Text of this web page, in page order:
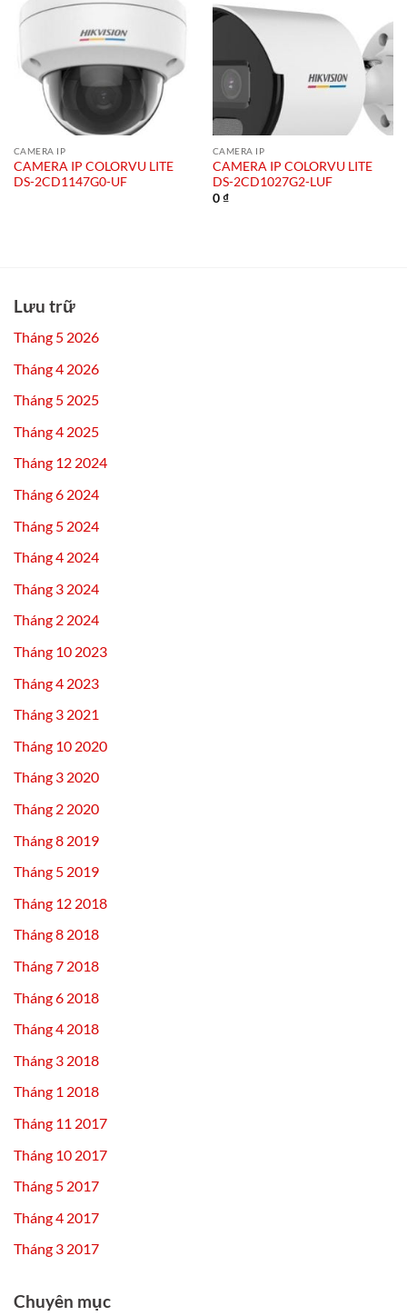
CAMERA IP
CAMERA IP COLORVU LITE
DS-2CD1147G0-UF
CAMERA IP
CAMERA IP COLORVU LITE
DS-2CD1027G2-LUF
0₫
Lưu trữ
Tháng 5 2026
Tháng 4 2026
Tháng 5 2025
Tháng 4 2025
Tháng 12 2024
Tháng 6 2024
Tháng 5 2024
Tháng 4 2024
Tháng 3 2024
Tháng 2 2024
Tháng 10 2023
Tháng 4 2023
Tháng 3 2021
Tháng 10 2020
Tháng 3 2020
Tháng 2 2020
Tháng 8 2019
Tháng 5 2019
Tháng 12 2018
Tháng 8 2018
Tháng 7 2018
Tháng 6 2018
Tháng 4 2018
Tháng 3 2018
Tháng 1 2018
Tháng 11 2017
Tháng 10 2017
Tháng 5 2017
Tháng 4 2017
Tháng 3 2017
Chuyên mục